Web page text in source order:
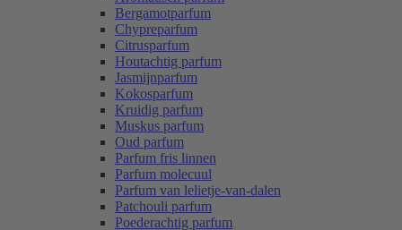
Bergamotparfum
Chypreparfum
Citrusparfum
Houtachtig parfum
Jasmijnparfum
Kokosparfum
Kruidig parfum
Muskus parfum
Oud parfum
Parfum fris linnen
Parfum molecuul
Parfum van lelietje-van-dalen
Patchouli parfum
Poederachtig parfum